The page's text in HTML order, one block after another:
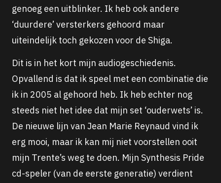
genoeg een uitblinker. Ik heb ook andere
‘duurdere’ versterkers gehoord maar
uiteindelijk toch gekozen voor de Shiga.
Dit is in het kort mijn audiogeschiedenis.
Opvallend is dat ik speel met een combinatie die
ik in 2005 al gehoord heb. Ik heb echter nog
steeds niet het idee dat mijn set ‘ouderwets’ is.
De nieuwe lijn van Jean Marie Reynaud vind ik
erg mooi, maar ik kan mij niet voorstellen ooit
mijn Trente’s weg te doen. Mijn Synthesis Pride
cd-speler (van de eerste generatie) verdient